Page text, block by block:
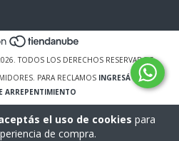
el uso de cookies para
de compra.
TODOS LOS DERECHOS RESERVADOS.
PARA RECLAMOS INGRESÁ ACÁ.
ARREPENTIMIENTO